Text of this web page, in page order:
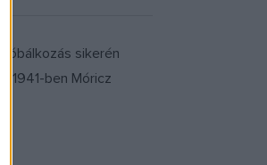
sikerén
1941-ben Móricz